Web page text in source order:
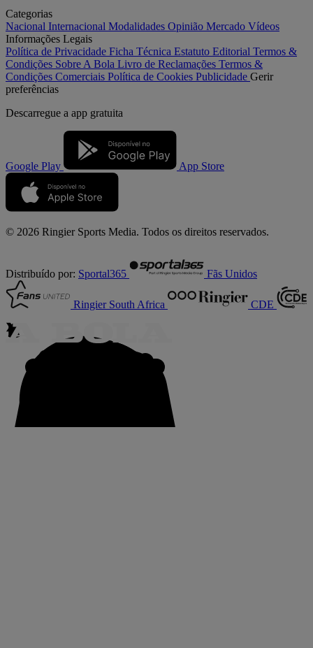
Categorias
Nacional Internacional Modalidades Opinião Mercado Vídeos
Informações Legais
Política de Privacidade Ficha Técnica Estatuto Editorial Termos &
Condições Sobre A Bola Livro de Reclamações Termos &
Condições Comerciais Política de Cookies Publicidade Gerir
preferências
Descarregue a app gratuita
Google Play App Store
© 2026 Ringier Sports Media. Todos os direitos reservados.
Distribuído por: Sportal365 Fãs Unidos
Ringier South Africa CDE